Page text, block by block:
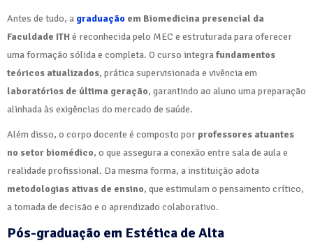
Antes de tudo, a graduação em Biomedicina presencial da
Faculdade ITH é reconhecida pelo MEC e estruturada para oferecer
uma formação sólida e completa. O curso integrafundamentos
teóricos atualizados, prática supervisionada e vivência em
laboratórios de última geração, garantindo ao aluno uma preparação
alinhada às exigências do mercado de saúde.
Além disso, o corpo docente é composto por professores atuantes
no setor biomédico, o que assegura a conexão entre sala de aula e
realidade profissional. Da mesma forma, a instituição adota
metodologias ativas de ensino, que estimulam o pensamento crítico,
a tomada de decisão e o aprendizado colaborativo.
Pós-graduação em Estética de Alta